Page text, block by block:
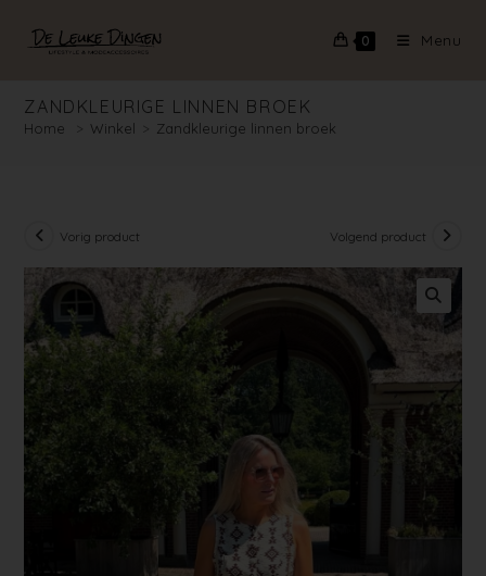
0 Menu
ZANDKLEURIGE LINNEN BROEK
Home > Winkel > Zandkleurige linnen broek
Vorig product Volgend product
🔍